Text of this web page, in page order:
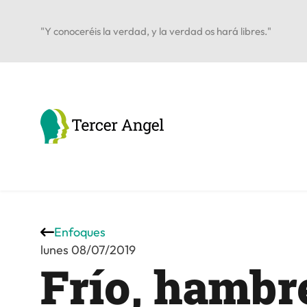
"Y conoceréis la verdad, y la verdad os hará libres."
Frío,
Enfoques
lunes 08/07/2019